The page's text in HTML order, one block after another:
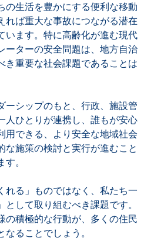
の生活を豊かにする便利な移動
れば重大な事故につながる潜在
います。特に高齢化が進む現代
ーターの安全問題は、地方自治
き重要な社会課題であることは
ーシップのもと、行政、施設管
人ひとりが連携し、誰もが安心
用できる、より安全な地域社会
な施策の検討と実行が進むこと
。
れる」ものではなく、私たち一
して取り組むべき課題です。
の積極的な行動が、多くの住民
ることでしょう。